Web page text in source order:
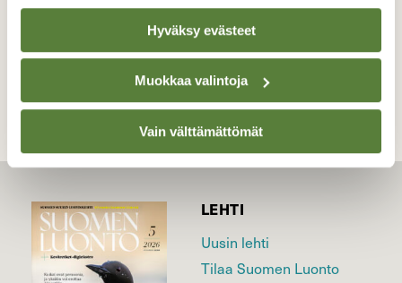
Hyväksy evästeet
Muokkaa valintoja
Vain välttämättömät
TAKAISIN LISTAAN
LEHTI
Uusin lehti
Tilaa Suomen Luonto